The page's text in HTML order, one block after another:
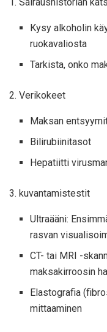
Kysy alkoholin
ruokavaliosta
Tarkista, onko
2. Verikokeet
Maksan entsyymit
Bilirubiinitasot
Hepatiitti
3. kuvantamistestit
Ultraääni:
rasvan
CT- tai MRI -
maksakirroosin
Elastografia
mittaaminen